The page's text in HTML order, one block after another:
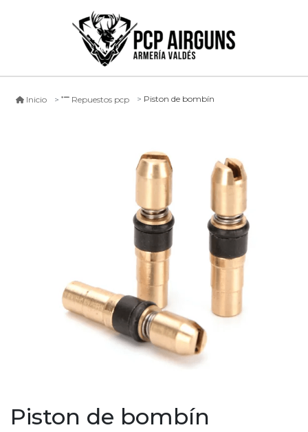
Inicio Repuestos pcp Piston de bombín
Piston de bombín